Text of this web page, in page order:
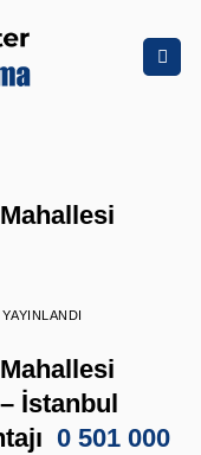
İstanbul
0 501 000